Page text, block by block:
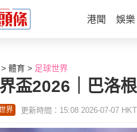
港聞 娛樂
體育 足球世界
盃2026｜巴洛
界 更新時間：15:08 2026-07-07 HKT